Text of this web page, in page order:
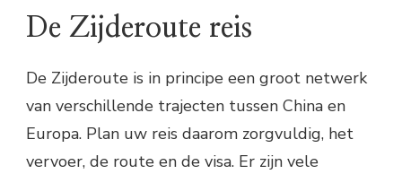
De Zijderoute reis
De Zijderoute is in principe een groot netwerk
van verschillende trajecten tussen China en
Europa. Plan uw reis daarom zorgvuldig, het
vervoer, de route en de visa. Er zijn vele